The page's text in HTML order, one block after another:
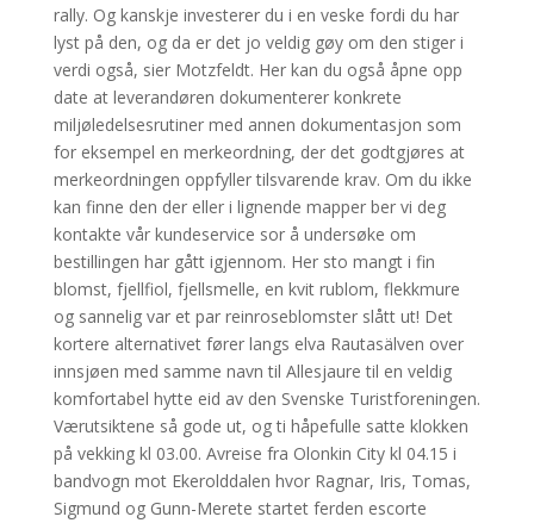
rally. Og kanskje investerer du i en veske fordi du har
lyst på den, og da er det jo veldig gøy om den stiger i
verdi også, sier Motzfeldt. Her kan du også åpne opp
date at leverandøren dokumenterer konkrete
miljøledelsesrutiner med annen dokumentasjon som
for eksempel en merkeordning, der det godtgjøres at
merkeordningen oppfyller tilsvarende krav. Om du ikke
kan finne den der eller i lignende mapper ber vi deg
kontakte vår kundeservice sor å undersøke om
bestillingen har gått igjennom. Her sto mangt i fin
blomst, fjellfiol, fjellsmelle, en kvit rublom, flekkmure
og sannelig var et par reinroseblomster slått ut! Det
kortere alternativet fører langs elva Rautasälven over
innsjøen med samme navn til Allesjaure til en veldig
komfortabel hytte eid av den Svenske Turistforeningen.
Værutsiktene så gode ut, og ti håpefulle satte klokken
på vekking kl 03.00. Avreise fra Olonkin City kl 04.15 i
bandvogn mot Ekerolddalen hvor Ragnar, Iris, Tomas,
Sigmund og Gunn-Merete startet ferden escorte